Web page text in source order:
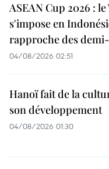
ASEAN Cup 2026 :
s'impose en
rapproche des
04/08/2026 02:51
Hanoï fait de la
son développement
04/08/2026 01:30